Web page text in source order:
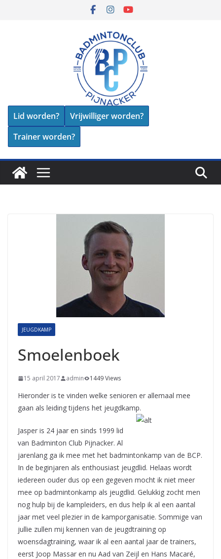
Lid worden?
Vrijwilliger worden?
Trainer worden?
JEUGDKAMP
Smoelenboek
15 april 2017 admin 1449 Views
Hieronder is te vinden welke senioren er allemaal mee
gaan als leiding tijdens het jeugdkamp.
Jasper is 24 jaar en sinds 1999 lid
van Badminton Club Pijnacker. Al
jarenlang ga ik mee met het badmintonkamp van de BCP.
In de beginjaren als enthousiast jeugdlid. Helaas wordt
iedereen ouder dus op een gegeven mocht ik niet meer
mee op badmintonkamp als jeugdlid. Gelukkig zocht men
nog hulp bij de kampleiders, en dus help ik al een aantal
jaar met veel plezier in de kamporganisatie. Sommige van
jullie zullen mij kennen van de jeugdtraining op
woensdagtraining, waar ik al een aantal jaar de trainers,
eerst Joop Massar en nu Aad van Zeijl en Hans Macaré,